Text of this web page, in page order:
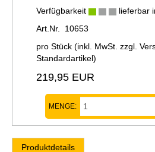
Verfügbarkeit
lieferbar
Art.Nr. 10653
pro Stück (inkl. MwSt. zzgl.
Standardartikel)
219,95 EUR
MENGE:
Produktdetails